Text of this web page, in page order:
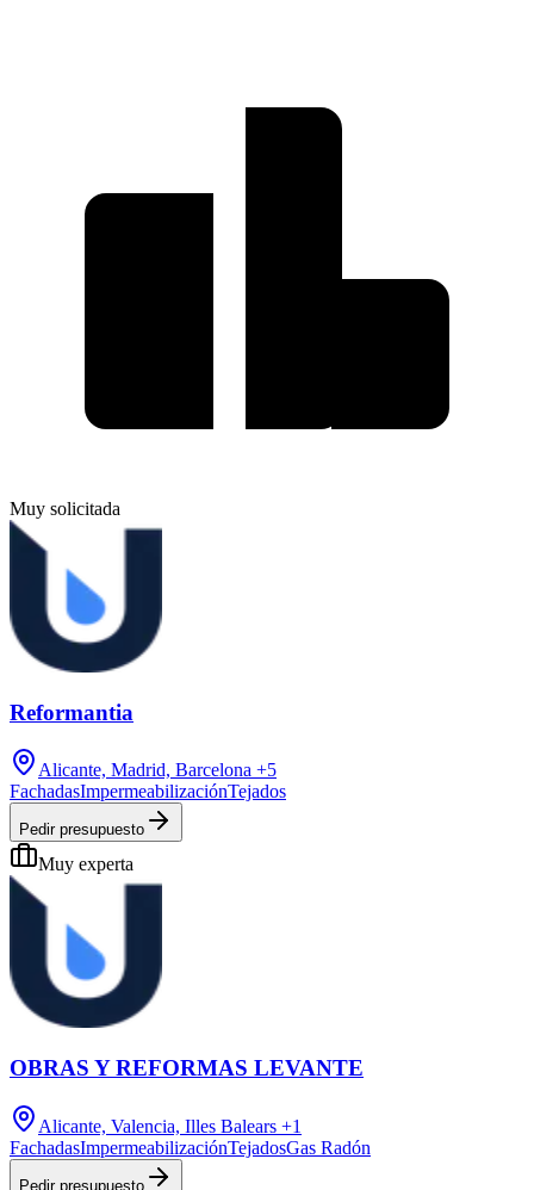
Muy solicitada
Reformantia
Alicante, Madrid, Barcelona +5
FachadasImpermeabilizaciónTejados
Pedir presupuesto
Muy experta
OBRAS Y REFORMAS LEVANTE
Alicante, Valencia, Illes Balears +1
FachadasImpermeabilizaciónTejadosGas Radón
Pedir presupuesto